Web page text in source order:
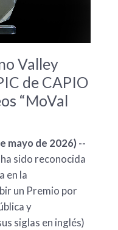
Valley
de CAPIO
“MoVal
mayo de 2026) --
sido reconocida
en la
un Premio por
y
siglas en inglés)